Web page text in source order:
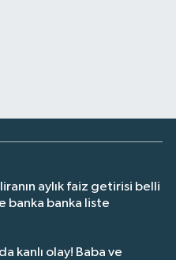
aylık faiz getirisi belli
banka banka liste
kanlı olay! Baba ve